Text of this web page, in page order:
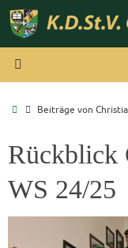
Zum
Inhalt
springen
StartBeiträge von
Rückblick
WS 24/25